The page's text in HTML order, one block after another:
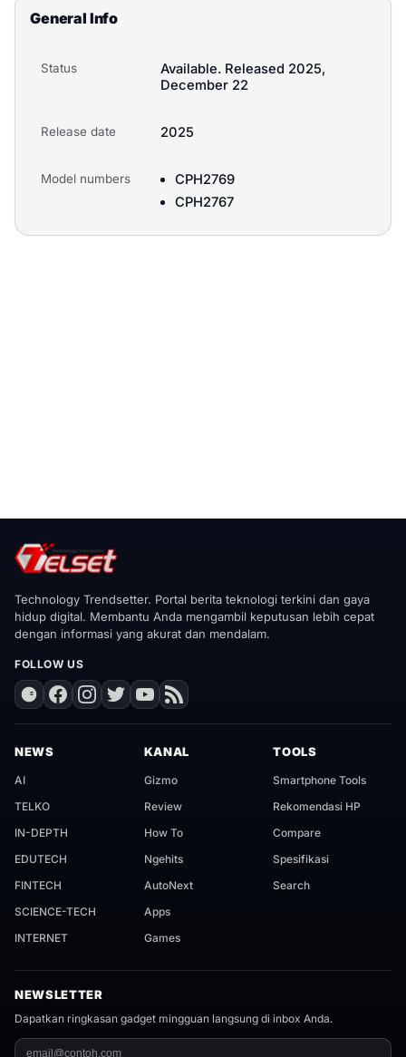
General Info
Status
Available. Released 2025,
December 22
Release date 2025
Model numbers
CPH2769
CPH2767
Technology Trendsetter. Portal berita teknologi terkini dan gaya
hidup digital. Membantu Anda mengambil keputusan lebih cepat
dengan informasi yang akurat dan mendalam.
FOLLOW US
NEWS
AI
TELKO
IN-DEPTH
EDUTECH
FINTECH
SCIENCE-TECH
INTERNET
KANAL
Gizmo
Review
How To
Ngehits
AutoNext
Apps
Games
TOOLS
Smartphone Tools
Rekomendasi HP
Compare
Spesifikasi
Search
NEWSLETTER
Dapatkan ringkasan gadget mingguan langsung di inbox Anda.